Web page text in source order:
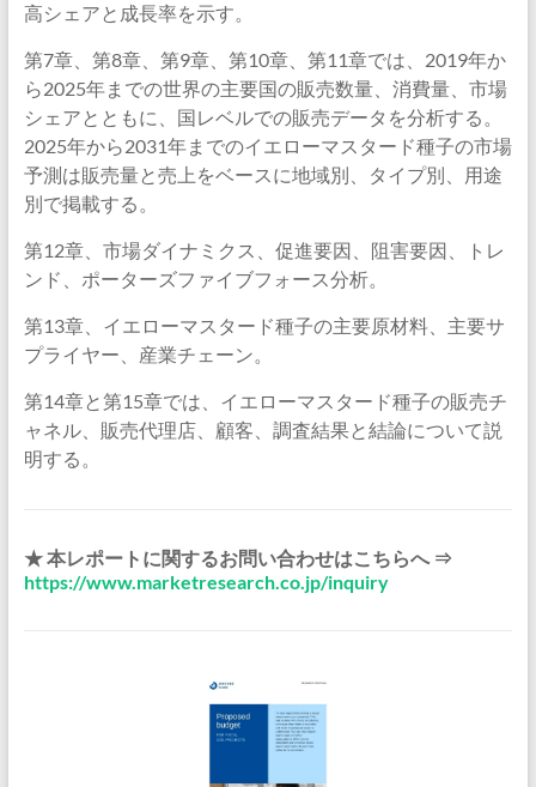
高シェアと成長率を示す。
第7章、第8章、第9章、第10章、第11章では、2019年か
ら2025年までの世界の主要国の販売数量、消費量、市場
シェアとともに、国レベルでの販売データを分析する。
2025年から2031年までのイエローマスタード種子の市場
予測は販売量と売上をベースに地域別、タイプ別、用途
別で掲載する。
第12章、市場ダイナミクス、促進要因、阻害要因、トレ
ンド、ポーターズファイブフォース分析。
第13章、イエローマスタード種子の主要原材料、主要サ
プライヤー、産業チェーン。
第14章と第15章では、イエローマスタード種子の販売チ
ャネル、販売代理店、顧客、調査結果と結論について説
明する。
★ 本レポートに関するお問い合わせはこちらへ ⇒
https://www.marketresearch.co.jp/inquiry